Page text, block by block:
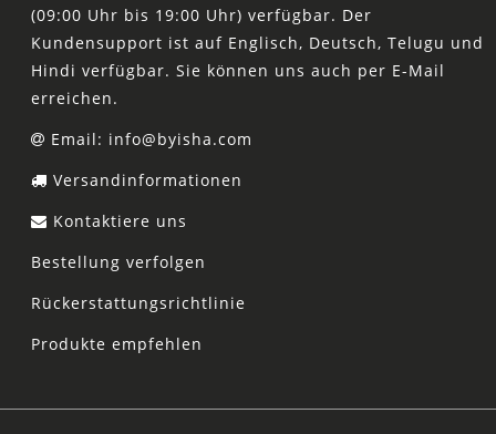
(09:00 Uhr bis 19:00 Uhr) verfügbar. Der
Kundensupport ist auf Englisch, Deutsch, Telugu und
Hindi verfügbar. Sie können uns auch per E-Mail
erreichen.
Email: info@byisha.com
Versandinformationen
Kontaktiere uns
Bestellung verfolgen
Rückerstattungsrichtlinie
Produkte empfehlen